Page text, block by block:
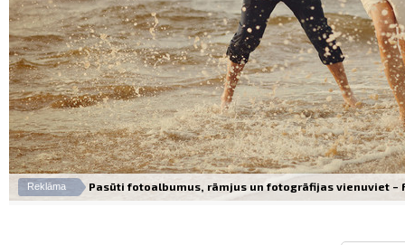
Reklāma Pasūti fotoalbumus, rāmjus un fotogrāfijas vienuviet –